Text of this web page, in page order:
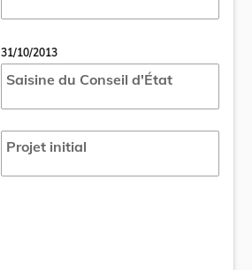
31/10/2013
Saisine du Conseil d'État
Projet initial